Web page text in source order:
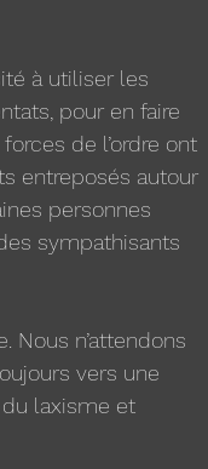
à utiliser les
pour en faire
de l’ordre ont
entreposés autour
personnes
sympathisants
Nous n’attendons
vers une
laxisme et